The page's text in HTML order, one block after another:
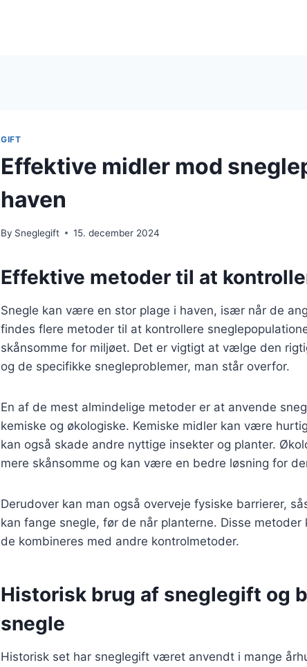
GIFT
Effektive midler mod
haven
By Sneglegift 15. december 2024
Effektive metoder til at
Snegle kan være en stor plage i haven, især når de
findes flere metoder til at kontrollere
skånsomme for miljøet. Det er vigtigt at vælge den
og de specifikke snegleproblemer, man står overfor.
En af de mest almindelige metoder er at anvende
kemiske og økologiske. Kemiske midler kan være
kan også skade andre nyttige insekter og planter.
mere skånsomme og kan være en bedre løsning for
Derudover kan man også overveje fysiske barrierer,
kan fange snegle, før de når planterne. Disse
de kombineres med andre kontrolmetoder.
Historisk brug af sneglegift og
snegle
Historisk set har sneglegift været anvendt i mange